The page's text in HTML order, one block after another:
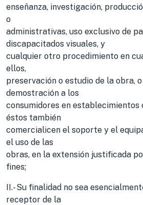
enseñanza, investigación,
o
administrativas, uso exclusivo de
discapacitados visuales, y
cualquier otro procedimiento en
ellos,
preservación o estudio de la obra,
demostración a los
consumidores en establecimientos
éstos también
comercialicen el soporte y el
el uso de las
obras, en la extensión justificada
fines;
II.- Su finalidad no sea
receptor de la